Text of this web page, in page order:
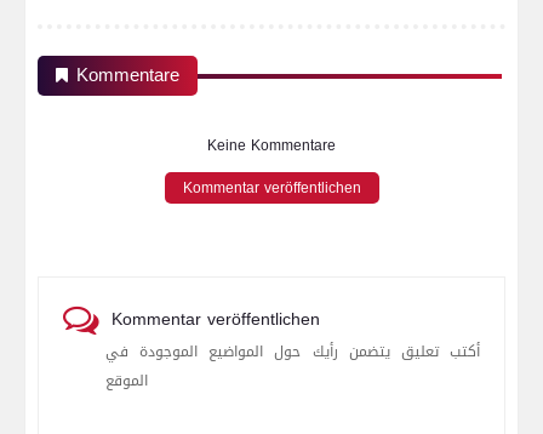
Kommentare
Keine Kommentare
Kommentar veröffentlichen
Kommentar veröffentlichen
أكتب تعليق يتضمن رأيك حول المواضيع الموجودة في
الموقع